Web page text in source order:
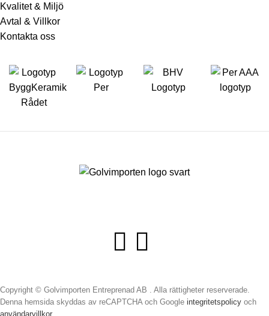
Kvalitet & Miljö
Avtal & Villkor
Kontakta oss
Copyright © Golvimporten Entreprenad AB . Alla rättigheter reserverade.
Denna hemsida skyddas av reCAPTCHA och Google integritetspolicy och
användarvillkor.